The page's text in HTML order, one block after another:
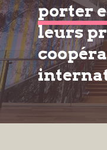
porter
leurs